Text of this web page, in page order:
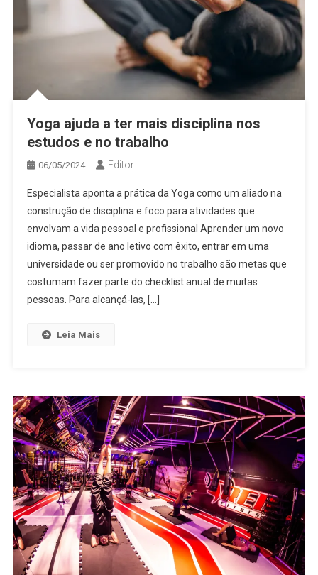
Yoga ajuda a ter mais disciplina nos
estudos e no trabalho
06/05/2024 Editor
Especialista aponta a prática da Yoga como um aliado na
construção de disciplina e foco para atividades que
envolvam a vida pessoal e profissional Aprender um novo
idioma, passar de ano letivo com êxito, entrar em uma
universidade ou ser promovido no trabalho são metas que
costumam fazer parte do checklist anual de muitas
pessoas. Para alcançá-las, […]
Leia Mais